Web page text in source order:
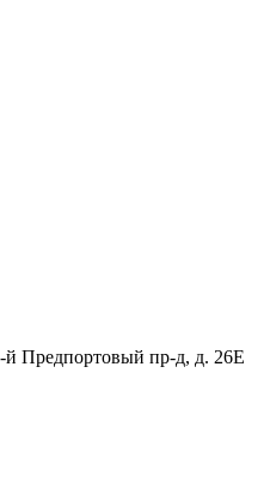
й Предпортовый пр-д, д. 26Е